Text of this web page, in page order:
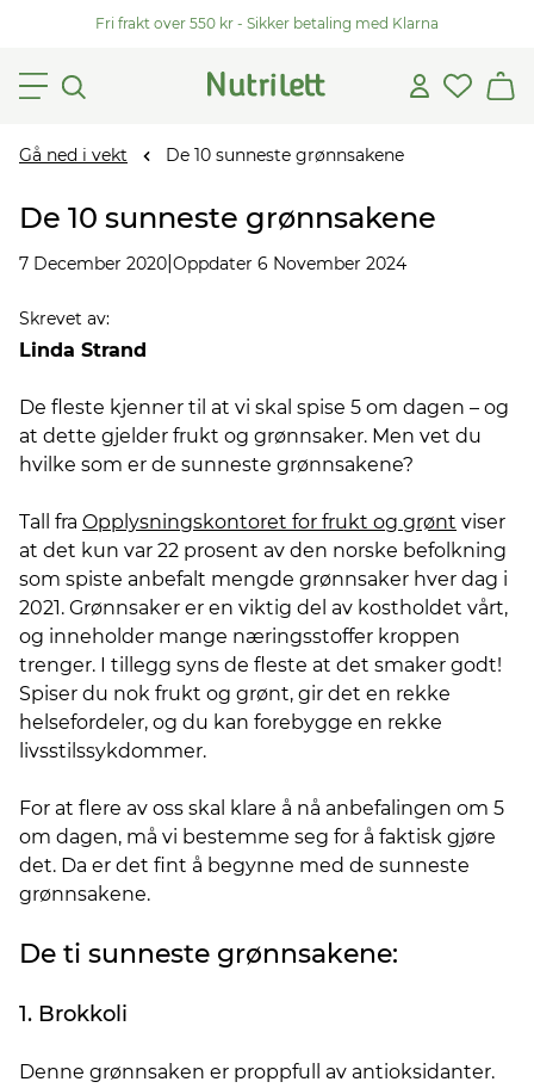
Fri frakt over 550 kr - Sikker betaling med Klarna
Gå ned i vekt De 10 sunneste grønnsakene
De 10 sunneste grønnsakene
7 December 2020 Oppdater 6 November 2024
Skrevet av:
Linda Strand
De fleste kjenner til at vi skal spise 5 om dagen – og
at dette gjelder frukt og grønnsaker. Men vet du
hvilke som er de sunneste grønnsakene?
Tall fra Opplysningskontoret for frukt og grønt viser
at det kun var 22 prosent av den norske befolkning
som spiste anbefalt mengde grønnsaker hver dag i
2021. Grønnsaker er en viktig del av kostholdet vårt,
og inneholder mange næringsstoffer kroppen
trenger. I tillegg syns de fleste at det smaker godt!
Spiser du nok frukt og grønt, gir det en rekke
helsefordeler, og du kan forebygge en rekke
livsstilssykdommer.
For at flere av oss skal klare å nå anbefalingen om 5
om dagen, må vi bestemme seg for å faktisk gjøre
det. Da er det fint å begynne med de sunneste
grønnsakene.
De ti sunneste grønnsakene:
1. Brokkoli
Denne grønnsaken er proppfull av antioksidanter.